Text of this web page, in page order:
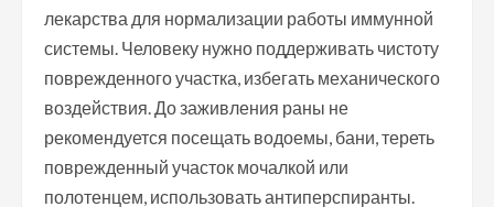
лекарства для нормализации работы иммунной
системы. Человеку нужно поддерживать чистоту
поврежденного участка, избегать механического
воздействия. До заживления раны не
рекомендуется посещать водоемы, бани, тереть
поврежденный участок мочалкой или
полотенцем, использовать антиперспиранты.